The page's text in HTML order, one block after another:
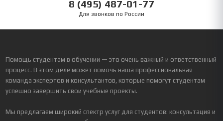
8 (495) 487-01-77
Для звонков по России
Помощь студентам в обучении — это очень важный и ответственный
процесс. В этом деле может помочь наша профессиональная
команда экспертов и консультантов, которые помогут студентам
успешно завершить свои учебные проекты.
Мы предлагаем широкий спектр услуг для студентов: консультация и